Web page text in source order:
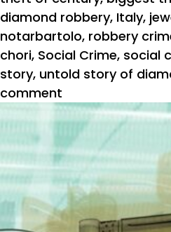
diamond robbery, Italy,
notarbartolo, robbery
chori, Social Crime, social
story, untold story of
comment